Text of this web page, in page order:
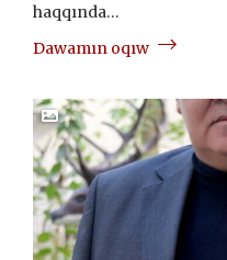
haqqında…
Dawamın oqıw